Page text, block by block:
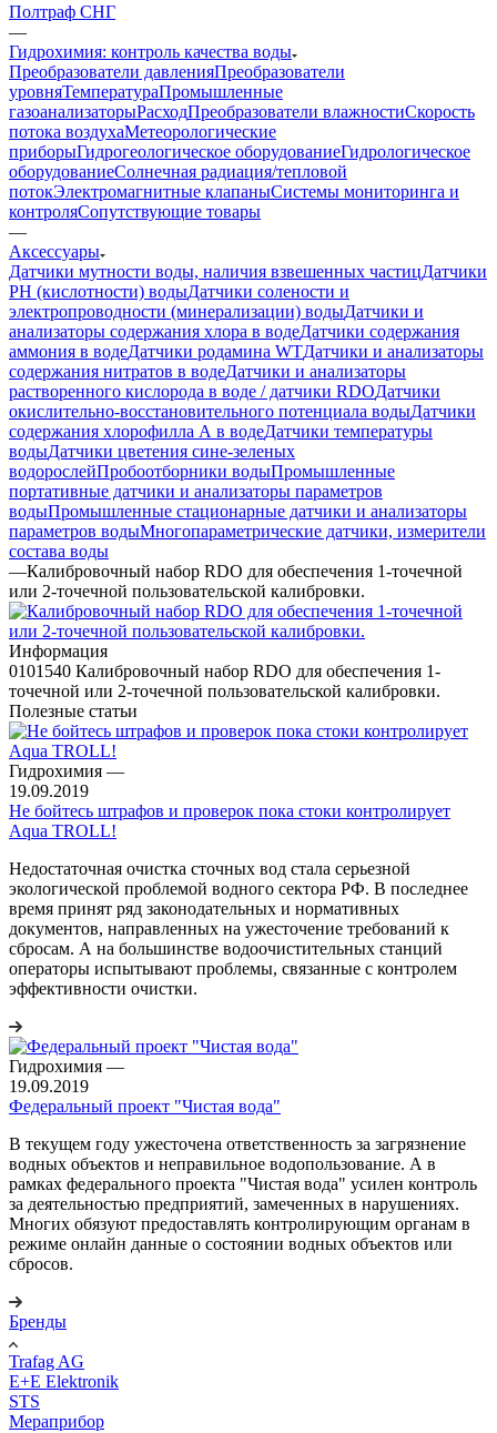
Полтраф СНГ
—
Гидрохимия: контроль качества воды
Преобразователи давленияПреобразователи
уровняТемператураПромышленные
газоанализаторыРасходПреобразователи влажностиСкорость
потока воздухаМетеорологические
приборыГидрогеологическое оборудованиеГидрологическое
оборудованиеСолнечная радиация/тепловой
потокЭлектромагнитные клапаныСистемы мониторинга и
контроляСопутствующие товары
—
Аксессуары
Датчики мутности воды, наличия взвешенных частицДатчики
PH (кислотности) водыДатчики солености и
электропроводности (минерализации) водыДатчики и
анализаторы содержания хлора в водеДатчики содержания
аммония в водеДатчики родамина WTДатчики и анализаторы
содержания нитратов в водеДатчики и анализаторы
растворенного кислорода в воде / датчики RDOДатчики
окислительно-восстановительного потенциала водыДатчики
содержания хлорофилла А в водеДатчики температуры
водыДатчики цветения сине-зеленых
водорослейПробоотборники водыПромышленные
портативные датчики и анализаторы параметров
водыПромышленные стационарные датчики и анализаторы
параметров водыМногопараметрические датчики, измерители
состава воды
—Калибровочный набор RDO для обеспечения 1-точечной
или 2-точечной пользовательской калибровки.
Информация
0101540 Калибровочный набор RDO для обеспечения 1-
точечной или 2-точечной пользовательской калибровки.
Полезные статьи
Гидрохимия —
19.09.2019
Не бойтесь штрафов и проверок пока стоки контролирует
Aqua TROLL!
Недостаточная очистка сточных вод стала серьезной
экологической проблемой водного сектора РФ. В последнее
время принят ряд законодательных и нормативных
документов, направленных на ужесточение требований к
сбросам. А на большинстве водоочистительных станций
операторы испытывают проблемы, связанные с контролем
эффективности очистки.
Гидрохимия —
19.09.2019
Федеральный проект "Чистая вода"
В текущем году ужесточена ответственность за загрязнение
водных объектов и неправильное водопользование. А в
рамках федерального проекта "Чистая вода" усилен контроль
за деятельностью предприятий, замеченных в нарушениях.
Многих обязуют предоставлять контролирующим органам в
режиме онлайн данные о состоянии водных объектов или
сбросов.
Бренды
Trafag AG
E+E Elektronik
STS
Мераприбор